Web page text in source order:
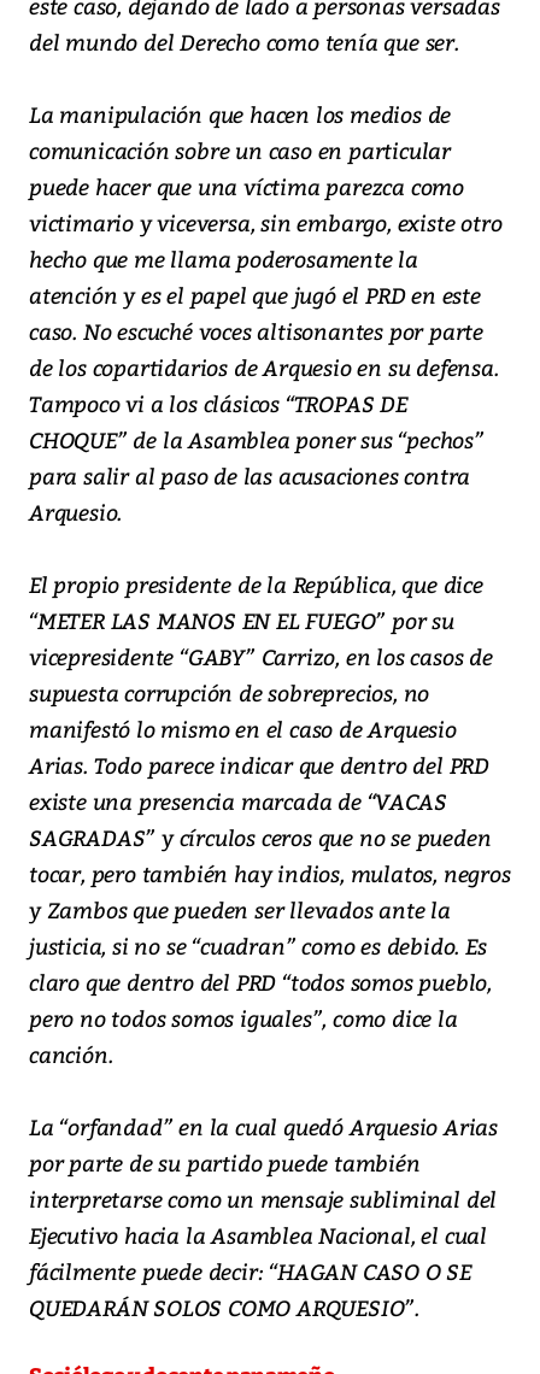
del mundo del Derecho como tenía que ser.
La manipulación que hacen los medios de
comunicación sobre un caso en particular
puede hacer que una víctima parezca como
victimario y viceversa, sin embargo, existe otro
hecho que me llama poderosamente la
atención y es el papel que jugó el PRD en este
caso. No escuché voces altisonantes por parte
de los copartidarios de Arquesio en su defensa.
Tampoco vi a los clásicos “TROPAS DE
CHOQUE” de la Asamblea poner sus “pechos”
para salir al paso de las acusaciones contra
Arquesio.
El propio presidente de la República, que dice
“METER LAS MANOS EN EL FUEGO” por su
vicepresidente “GABY” Carrizo, en los casos de
supuesta corrupción de sobreprecios, no
manifestó lo mismo en el caso de Arquesio
Arias. Todo parece indicar que dentro del PRD
existe una presencia marcada de “VACAS
SAGRADAS” y círculos ceros que no se pueden
tocar, pero también hay indios, mulatos, negros
y Zambos que pueden ser llevados ante la
justicia, si no se “cuadran” como es debido. Es
claro que dentro del PRD “todos somos pueblo,
pero no todos somos iguales”, como dice la
canción.
La “orfandad” en la cual quedó Arquesio Arias
por parte de su partido puede también
interpretarse como un mensaje subliminal del
Ejecutivo hacia la Asamblea Nacional, el cual
fácilmente puede decir: “HAGAN CASO O SE
QUEDARÁN SOLOS COMO ARQUESIO”.